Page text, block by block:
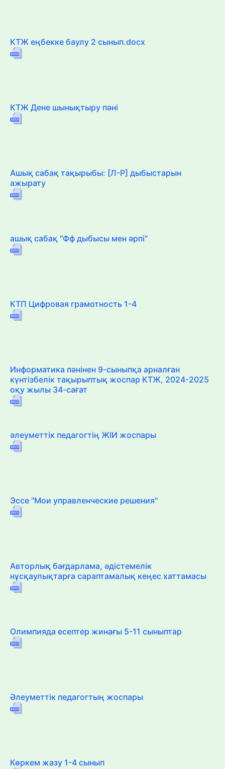
КТЖ еңбекке баулу 2 сынып.docx
КТЖ Дене шынықтыру пәні
Ашық сабақ тақырыбы: [Л-Р] дыбыстарын
ажырату
ашық сабақ "Фф дыбысы мен әрпі"
КТП Цифровая грамотность 1-4
Информатика пәнінен 9-сыныпқа арналған
күнтізбелік тақырыптық жоспар КТЖ, 2024-2025
оқу жылы 34-сағат
әлеуметтік педагогтің ЖІИ жоспары
Эссе "Мои управленческие решения"
Авторлық бағдарлама, әдістемелік
нұсқаулықтарға сараптамалық кеңес хаттамасы
Олимпияда есептер жинағы 5-11 сыныптар
Әлеуметтік педагогтың жоспары
Көркем жазу 1-4 сынып